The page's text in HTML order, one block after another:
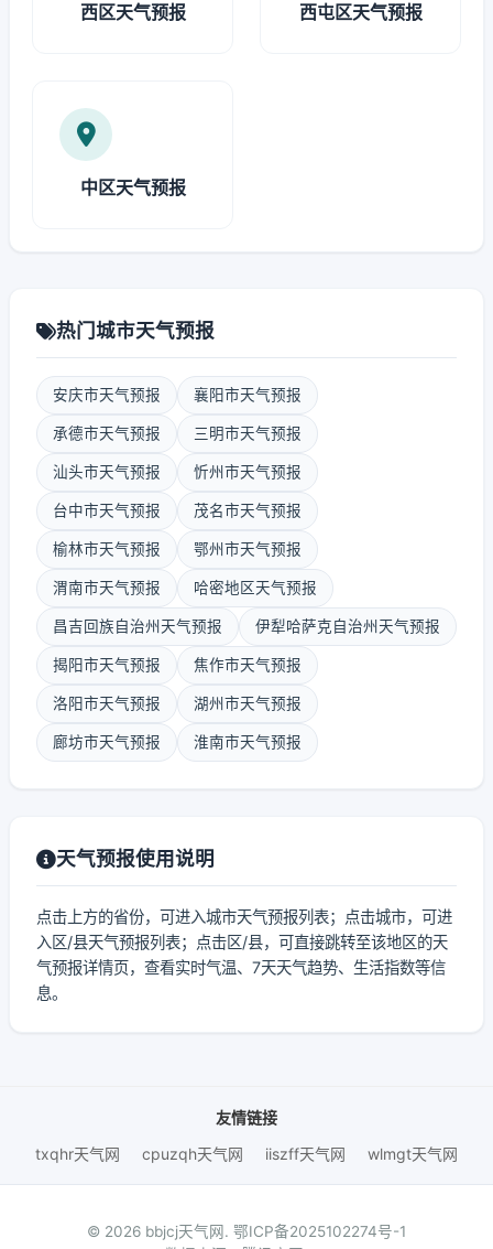
西区天气预报 西屯区天气预报
中区天气预报
热门城市天气预报
安庆市天气预报 襄阳市天气预报
承德市天气预报 三明市天气预报
汕头市天气预报 忻州市天气预报
台中市天气预报 茂名市天气预报
榆林市天气预报 鄂州市天气预报
渭南市天气预报 哈密地区天气预报
昌吉回族自治州天气预报 伊犁哈萨克自治州天气预报
揭阳市天气预报 焦作市天气预报
洛阳市天气预报 湖州市天气预报
廊坊市天气预报 淮南市天气预报
天气预报使用说明
点击上方的省份，可进入城市天气预报列表；点击城市，可进
入区/县天气预报列表；点击区/县，可直接跳转至该地区的天
气预报详情页，查看实时气温、7天天气趋势、生活指数等信
息。
友情链接
txqhr天气网
cpuzqh天气网 iiszff天气网 wlmgt天气网
© 2026 bbjcj天气网. 鄂ICP备2025102274号-1